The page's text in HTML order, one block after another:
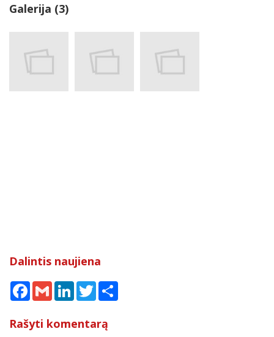
Galerija (3)
Dalintis naujiena
Facebook
Gmail LinkedInTwitter
Rašyti komentarą